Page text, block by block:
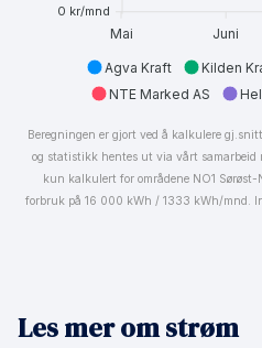
0 kr/mnd
Mai Juni
Agva Kraft Kilden
NTE Marked AS
Beregningen er gjort ved å kalkulere
og statistikk hentes ut via vårt samarbeid
kun kalkulert for områdene NO1
forbruk på 16 000 kWh / 1333 kWh/mnd.
Les mer om strøm